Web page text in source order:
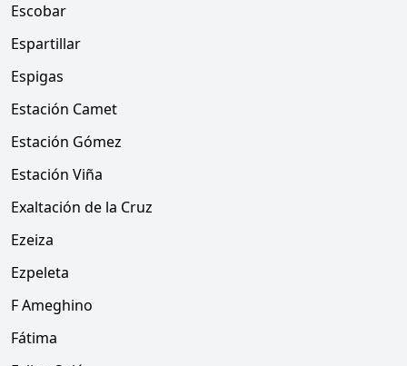
Escobar
Espartillar
Espigas
Estación Camet
Estación Gómez
Estación Viña
Exaltación de la Cruz
Ezeiza
Ezpeleta
F Ameghino
Fátima